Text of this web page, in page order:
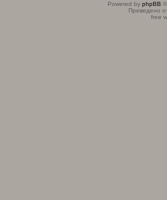
Powered by phpBB
Преведено
free